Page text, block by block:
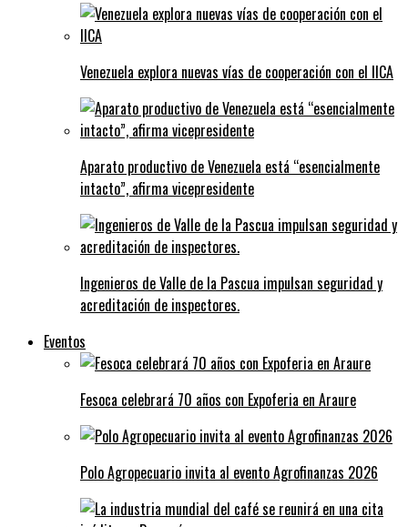
Venezuela explora nuevas vías de cooperación con el IICA
Aparato productivo de Venezuela está “esencialmente
intacto”, afirma vicepresidente
Ingenieros de Valle de la Pascua impulsan seguridad y
acreditación de inspectores.
Eventos
Fesoca celebrará 70 años con Expoferia en Araure
Polo Agropecuario invita al evento Agrofinanzas 2026